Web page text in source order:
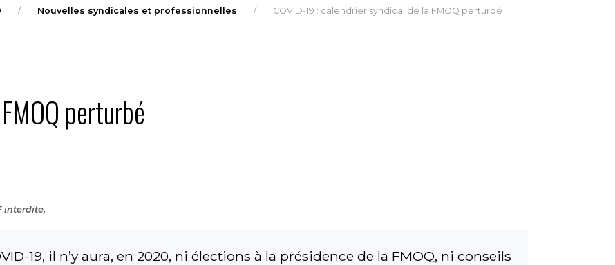
Nouvelles syndicales et professionnelles COVID-19 : calendrier syndical de la FMOQ perturbé
perturbé
interdite.
19, il n’y aura, en 2020, ni élections à la présidence de la FMOQ, ni conseils